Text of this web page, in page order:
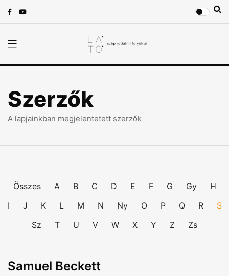
Szerzők
A lapjainkban megjelentetett szerzők
Összes A B C D E F G Gy
H
I
J K L M N Ny O P Q R
S
Sz
T U V W X Y Z Zs
Samuel Beckett